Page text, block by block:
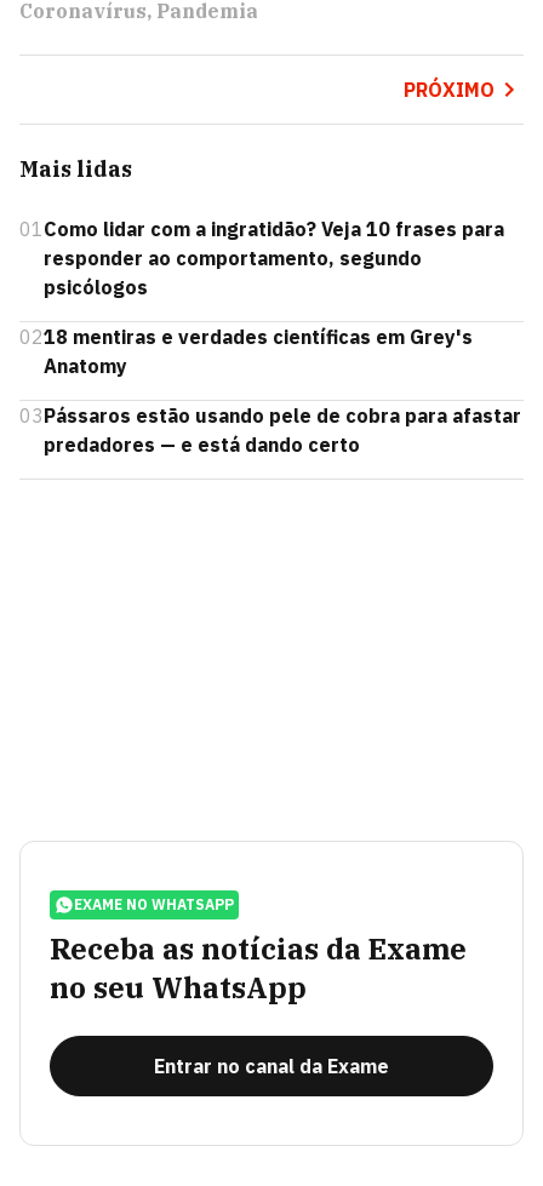
Coronavírus Pandemia
PRÓXIMO
Mais lidas
01Como lidar com a ingratidão? Veja 10 frases para
responder ao comportamento, segundo
psicólogos
0218 mentiras e verdades científicas em Grey's
Anatomy
03Pássaros estão usando pele de cobra para afastar
predadores — e está dando certo
EXAME NO WHATSAPP
Receba as notícias da Exame
no seu WhatsApp
Entrar no canal da Exame